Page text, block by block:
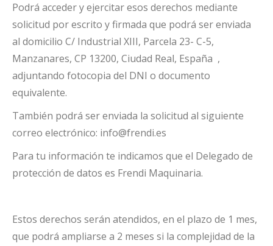
Podrá acceder y ejercitar esos derechos mediante
solicitud por escrito y firmada que podrá ser enviada
al domicilio C/ Industrial XIII, Parcela 23- C-5,
Manzanares, CP 13200, Ciudad Real, España ,
adjuntando fotocopia del DNI o documento
equivalente.
También podrá ser enviada la solicitud al siguiente
correo electrónico: info@frendi.es
Para tu información te indicamos que el Delegado de
protección de datos es Frendi Maquinaria.
Estos derechos serán atendidos, en el plazo de 1 mes,
que podrá ampliarse a 2 meses si la complejidad de la